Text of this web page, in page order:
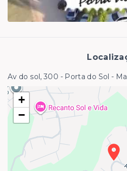
Av do sol, 300 - Porta do Sol -
+
−